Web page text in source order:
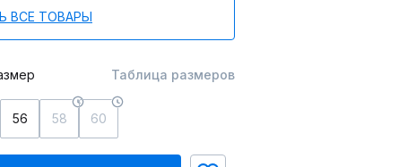
ВСЕ ТОВАРЫ
Таблица размеров
56 58 60